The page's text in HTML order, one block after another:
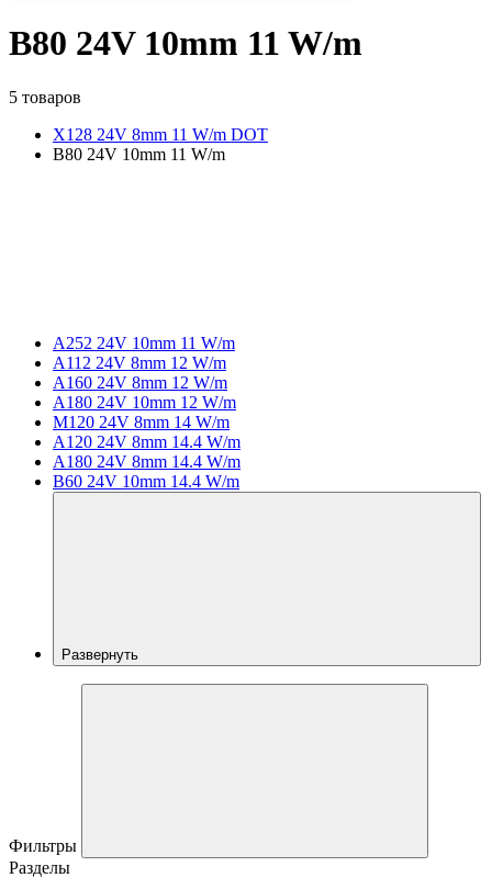
B80 24V 10mm 11 W/m
5 товаров
X128 24V 8mm 11 W/m DOT
B80 24V 10mm 11 W/m
A252 24V 10mm 11 W/m
A112 24V 8mm 12 W/m
A160 24V 8mm 12 W/m
A180 24V 10mm 12 W/m
M120 24V 8mm 14 W/m
A120 24V 8mm 14.4 W/m
A180 24V 8mm 14.4 W/m
B60 24V 10mm 14.4 W/m
Развернуть
Фильтры
Разделы